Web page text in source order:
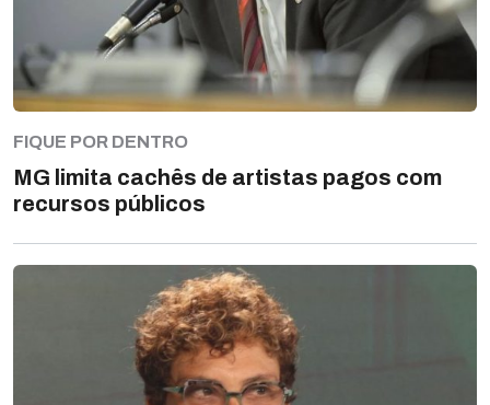
FIQUE POR DENTRO
MG limita cachês de artistas pagos com
recursos públicos